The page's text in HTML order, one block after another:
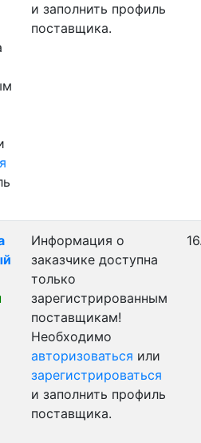
и заполнить профиль
поставщика.
Информация о
заказчике доступна
только
зарегистрированным
поставщикам!
Необходимо
авторизоваться или
зарегистрироваться
и заполнить профиль
поставщика.